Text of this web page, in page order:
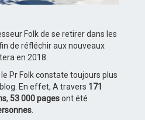
Folk de se retirer dans les
de réfléchir aux nouveaux
en 2018.
Pr Folk constate toujours plus
En effet, A travers 171
, 53 000 pagesont été
.